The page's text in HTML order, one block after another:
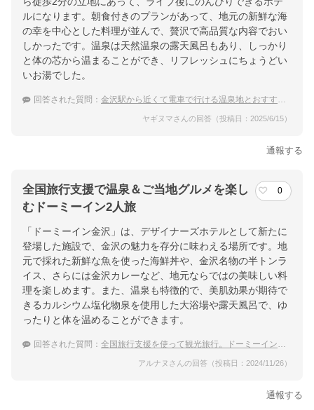
ルになります。朝食付きのプランがあって、地元の新鮮な海
の幸を中心とした料理が並んで、贅沢で高品質な内容でおい
しかったです。温泉は天然温泉の露天風呂もあり、しっかり
と体の芯から温まることができ、リフレッシュにちょうどい
いお湯でした。
回答された質問： 金沢駅から近くて電車で行ける温泉地とおすすめの宿
ヤギヌマさんの回答（投稿日：2025/6/15）
通報する
全国旅行支援で温泉＆ご当地グルメを楽し
むドーミーイン2人旅
0
「ドーミーイン金沢」は、デザイナーズホテルとして新たに
登場した施設で、金沢の魅力を存分に味わえる場所です。地
元で採れた新鮮な魚を使った海鮮丼や、金沢名物の半トンラ
イス、さらには金沢カレーなど、地元ならではの美味しい料
理を楽しめます。また、温泉も特徴的で、美肌効果が期待で
きるカルシウム塩化物泉を使用した大浴場や露天風呂で、ゆ
ったりと体を温めることができます。
回答された質問： 全国旅行支援を使って観光旅行。ドーミーインでこだわりの食事を出してくれるところは？
アルナヌさんの回答（投稿日：2024/11/26）
通報する